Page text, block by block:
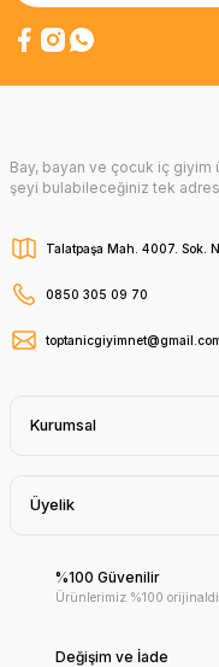
Bay, bayan ve çocuk iç giyim
şeyi bulabileceğiniz tek
Talatpaşa Mah. 4007. Sok.
0850 305 09 70
Kurumsal
Üyelik
%100 Güvenilir
Ürünlerimiz %100
Değişim ve İade